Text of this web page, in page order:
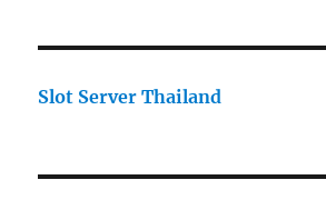
Slot Server Thailand